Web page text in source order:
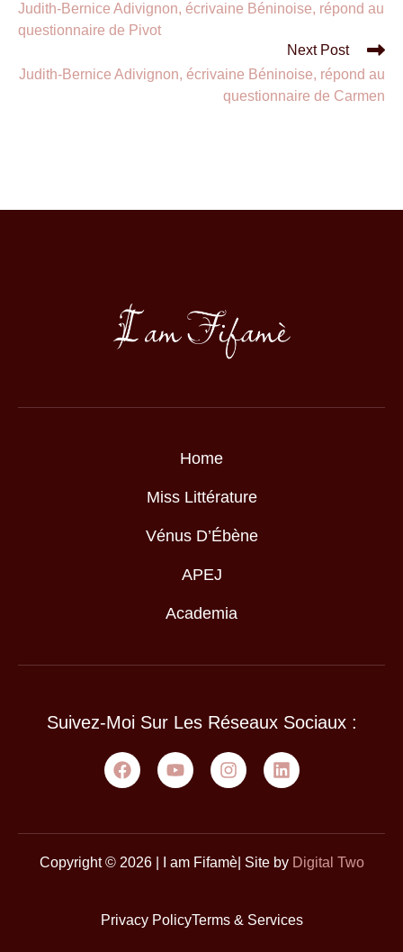
Judith-Bernice Adivignon, écrivaine Béninoise, répond au
questionnaire de Pivot
Next Post
Judith-Bernice Adivignon, écrivaine Béninoise, répond au
questionnaire de Carmen
Home
Miss Littérature
Vénus D’Ébène
APEJ
Academia
Suivez-Moi Sur Les Réseaux Sociaux :
Copyright © 2026 | I am Fifamè| Site by Digital Two
Privacy PolicyTerms & Services